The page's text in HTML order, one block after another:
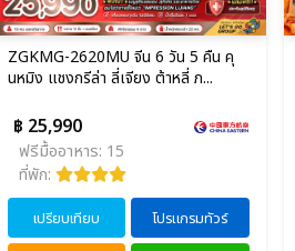
ZGKMG-2620MU จีน 6 วัน 5 คืน คุ
นหมิง แชงกรีล่า ลี่เจียง ต้าหลี่ ภ...
฿ 25,990
ฟรีมื้ออาหาร: 15
ที่พัก:
เปรียบเทียบ โปรแกรมทัวร์